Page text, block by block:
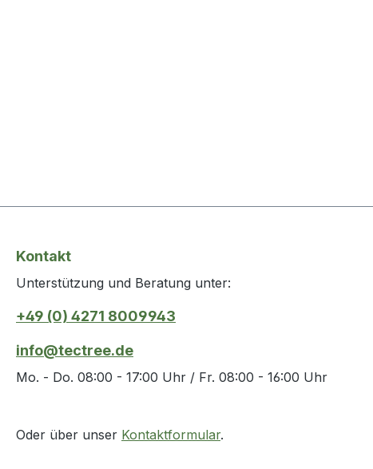
Kontakt
Unterstützung und Beratung unter:
+49 (0) 4271 8009943
info@tectree.de
Mo. - Do. 08:00 - 17:00 Uhr / Fr. 08:00 - 16:00 Uhr
Oder über unser Kontaktformular.